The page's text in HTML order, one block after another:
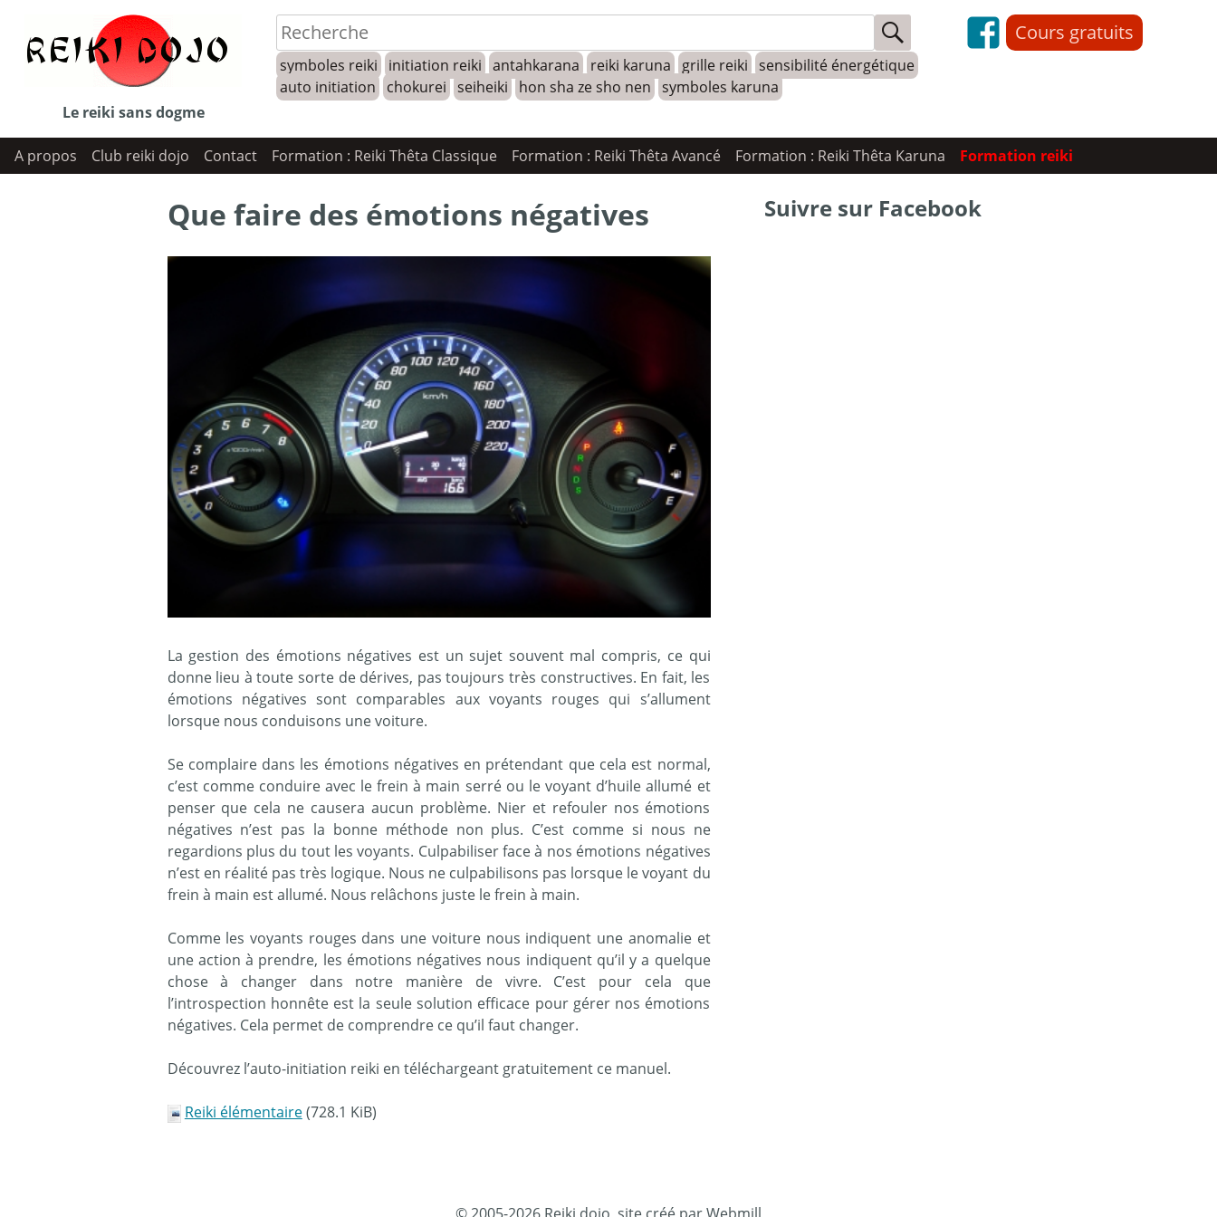
content
Le reiki sans dogme
symboles reiki initiation reiki antahkarana reiki karuna grille reiki sensibilité énergétique
auto initiation
chokurei seiheiki hon sha ze sho nen symboles karuna
Cours gratuits
A propos Club reiki dojo Contact Formation : Reiki Thêta Classique Formation : Reiki Thêta Avancé Formation : Reiki Thêta Karuna Formation reiki
Que faire des émotions négatives
La gestion des émotions négatives est un sujet souvent mal compris, ce qui
donne lieu à toute sorte de dérives, pas toujours très constructives. En fait, les
émotions négatives sont comparables aux voyants rouges qui s’allument
lorsque nous conduisons une voiture.
Se complaire dans les émotions négatives en prétendant que cela est normal,
c’est comme conduire avec le frein à main serré ou le voyant d’huile allumé et
penser que cela ne causera aucun problème. Nier et refouler nos émotions
négatives n’est pas la bonne méthode non plus. C’est comme si nous ne
regardions plus du tout les voyants. Culpabiliser face à nos émotions négatives
n’est en réalité pas très logique. Nous ne culpabilisons pas lorsque le voyant du
frein à main est allumé. Nous relâchons juste le frein à main.
Comme les voyants rouges dans une voiture nous indiquent une anomalie et
une action à prendre, les émotions négatives nous indiquent qu’il y a quelque
chose à changer dans notre manière de vivre. C’est pour cela que
l’introspection honnête est la seule solution efficace pour gérer nos émotions
négatives. Cela permet de comprendre ce qu’il faut changer.
Découvrez l’auto-initiation reiki en téléchargeant gratuitement ce manuel.
Reiki élémentaire(728.1 KiB)
Suivre sur Facebook